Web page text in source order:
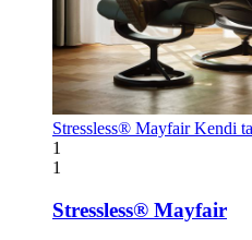
Stressless® Mayfair Kendi
1
1
Stressless® Mayfair